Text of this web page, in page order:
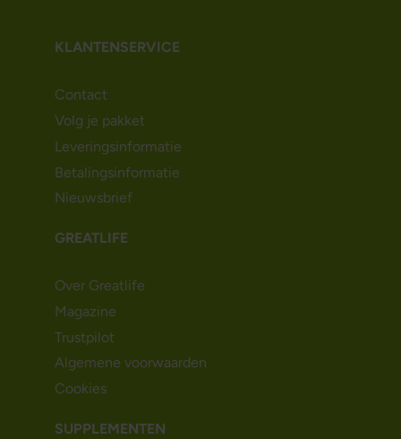
KLANTENSERVICE
Contact
Volg je pakket
Leveringsinformatie
Betalingsinformatie
Nieuwsbrief
GREATLIFE
Over Greatlife
Magazine
Trustpilot
Algemene voorwaarden
Cookies
SUPPLEMENTEN